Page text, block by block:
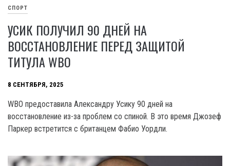
СПОРТ
УСИК ПОЛУЧИЛ 90 ДНЕЙ НА
ВОССТАНОВЛЕНИЕ ПЕРЕД ЗАЩИТОЙ
ТИТУЛА WBO
8 СЕНТЯБРЯ, 2025
WBO предоставила Александру Усику 90 дней на
восстановление из-за проблем со спиной. В это время Джозеф
Паркер встретится с британцем Фабио Уордли.